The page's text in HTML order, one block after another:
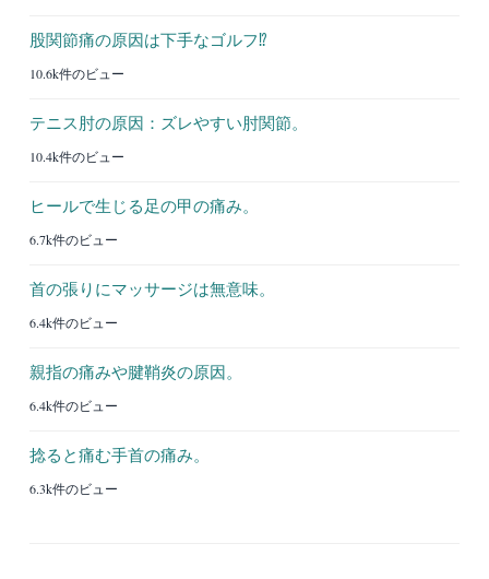
股関節痛の原因は下手なゴルフ⁉︎
10.6k件のビュー
テニス肘の原因：ズレやすい肘関節。
10.4k件のビュー
ヒールで生じる足の甲の痛み。
6.7k件のビュー
首の張りにマッサージは無意味。
6.4k件のビュー
親指の痛みや腱鞘炎の原因。
6.4k件のビュー
捻ると痛む手首の痛み。
6.3k件のビュー